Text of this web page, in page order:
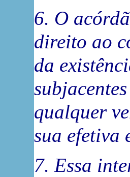
6. O
direito ao
da
qualquer
sua efetiva
7. Essa